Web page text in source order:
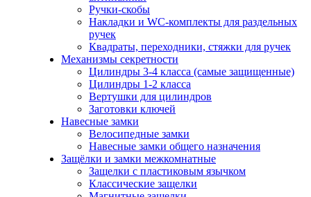
Ручки-скобы
Накладки и WC-комплекты для раздельных
ручек
Квадраты, переходники, стяжки для ручек
Механизмы секретности
Цилиндры 3-4 класса (самые защищенные)
Цилиндры 1-2 класса
Вертушки для цилиндров
Заготовки ключей
Навесные замки
Велосипедные замки
Навесные замки общего назначения
Защёлки и замки межкомнатные
Защелки с пластиковым язычком
Классические защелки